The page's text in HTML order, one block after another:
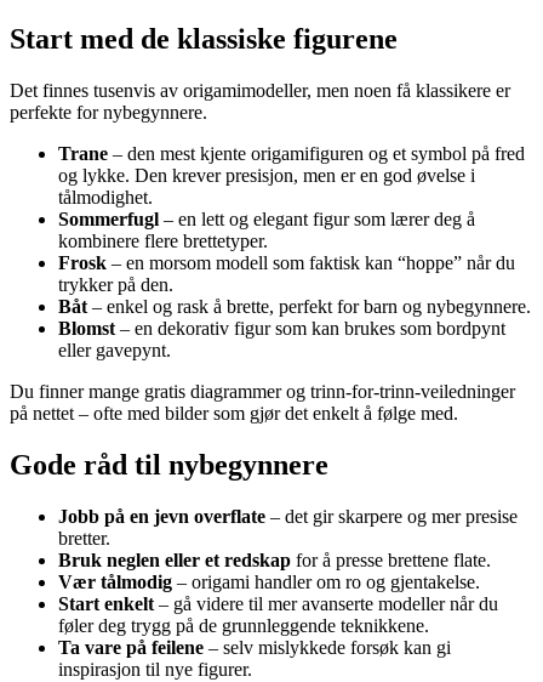
Start med de klassiske figurene
Det finnes tusenvis av origamimodeller, men noen få klassikere er
perfekte for nybegynnere.
Trane – den mest kjente origamifiguren og et symbol på fred
og lykke. Den krever presisjon, men er en god øvelse i
tålmodighet.
Sommerfugl – en lett og elegant figur som lærer deg å
kombinere flere brettetyper.
Frosk – en morsom modell som faktisk kan “hoppe” når du
trykker på den.
Båt – enkel og rask å brette, perfekt for barn og nybegynnere.
Blomst – en dekorativ figur som kan brukes som bordpynt
eller gavepynt.
Du finner mange gratis diagrammer og trinn-for-trinn-veiledninger
på nettet – ofte med bilder som gjør det enkelt å følge med.
Gode råd til nybegynnere
Jobb på en jevn overflate – det gir skarpere og mer presise
bretter.
Bruk neglen eller et redskap for å presse brettene flate.
Vær tålmodig – origami handler om ro og gjentakelse.
Start enkelt – gå videre til mer avanserte modeller når du
føler deg trygg på de grunnleggende teknikkene.
Ta vare på feilene – selv mislykkede forsøk kan gi
inspirasjon til nye figurer.